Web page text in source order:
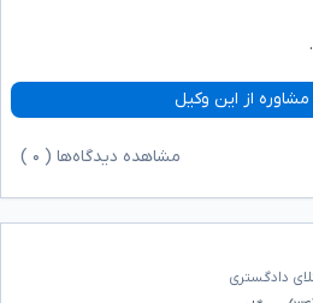
از این وکیل
مشاهده دیدگاه‌ها ( ۰
دادگستری